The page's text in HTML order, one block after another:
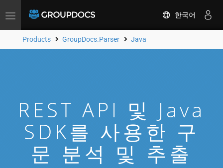
Toggle
한국어
Products GroupDocs.Parser Java
REST API 및 Java
SDK를 사용한 구
문 분석 및 추출